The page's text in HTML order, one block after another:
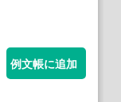
例文帳に追加